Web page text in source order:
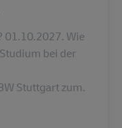
01.10.2027. Wie
bei der
Stuttgart zum.